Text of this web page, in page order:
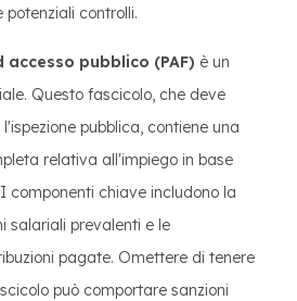
controlli.
accesso pubblico (PAF) è un
Questo fascicolo, che deve
pubblica, contiene una
relativa all'impiego in base
componenti chiave includono la
salariali prevalenti e le
pagate. Omettere di tenere
può comportare sanzioni